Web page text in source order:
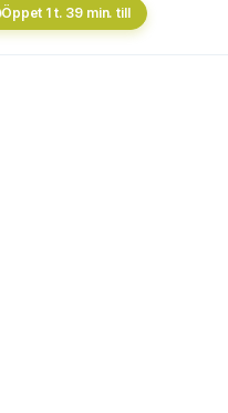
Öppet 1 t. 39 min. till